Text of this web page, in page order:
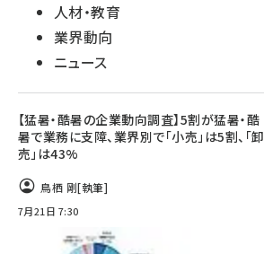
人材・教育
業界動向
ニュース
【猛暑・酷暑の企業動向調査】5割が猛暑・酷
暑で業務に支障、業界別で「小売」は5割、「卸
売」は43%
鳥栖 剛[執筆]
7月21日 7:30